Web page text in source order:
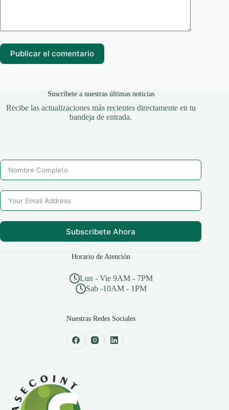
Publicar el comentario
Suscríbete a nuestras últimas noticias
Recibe las actualizaciones más recientes directamente en tu
bandeja de entrada.
Subscribete Ahora
Horario de Atención
Lun - Vie 9AM - 7PM
Sab -10AM - 1PM
Nuestras Redes Sociales